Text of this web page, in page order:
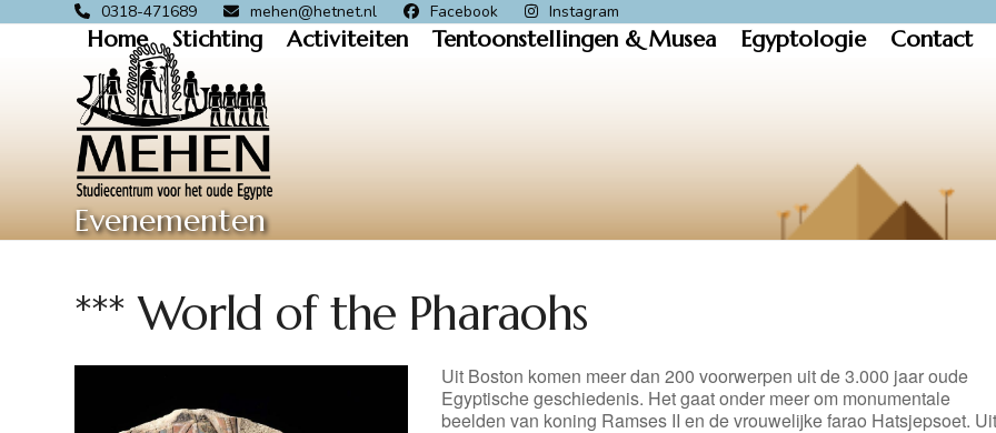
0318-471689 mehen@hetnet.nl Facebook Instagram
Home Stichting Activiteiten Tentoonstellingen & Musea Egyptologie Contact
Evenementen
*** World of the Pharaohs
Uit Boston komen meer dan 200 voorwerpen uit de 3.000 jaar oude
Egyptische geschiedenis. Het gaat onder meer om monumentale
beelden van koning Ramses II en de vrouwelijke farao Hatsjepsoet. Uit